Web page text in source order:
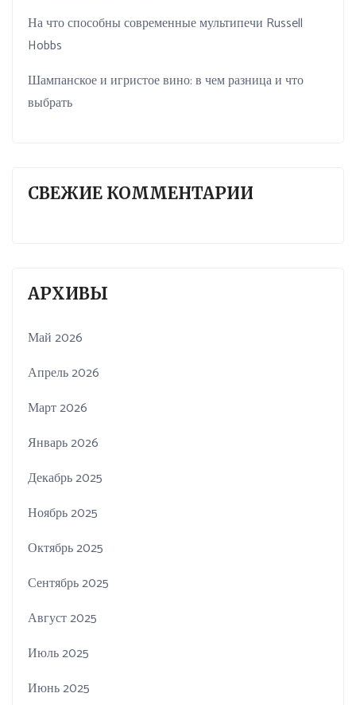
На что способны современные мультипечи Russell
Hobbs
Шампанское и игристое вино: в чем разница и что
выбрать
СВЕЖИЕ КОММЕНТАРИИ
АРХИВЫ
Май 2026
Апрель 2026
Март 2026
Январь 2026
Декабрь 2025
Ноябрь 2025
Октябрь 2025
Сентябрь 2025
Август 2025
Июль 2025
Июнь 2025